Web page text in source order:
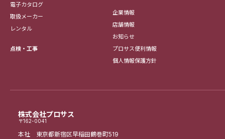
株式会社プロサス
〒162-0041
本社 東京都新宿区早稲田鶴巻町519
電子カタログ
取扱メーカー
レンタル
点検・工事
企業情報
店舗情報
お知らせ
プロサス便利情報
個人情報保護方針